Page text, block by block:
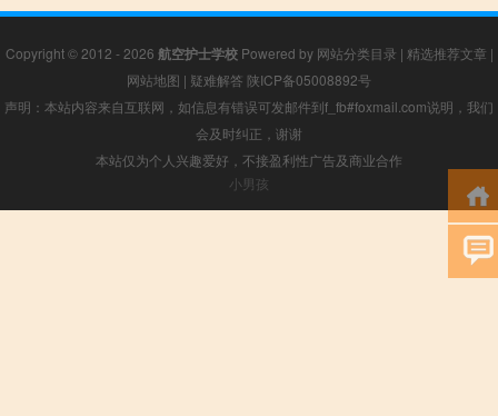
Copyright © 2012 - 2026 航空护士学校Powered by 网站分类目录 | 精选推荐文章 |
网站地图 | 疑难解答 陕ICP备05008892号
声明：本站内容来自互联网，如信息有错误可发邮件到f_fb#foxmail.com说明，我们
会及时纠正，谢谢
本站仅为个人兴趣爱好，不接盈利性广告及商业合作
小男孩